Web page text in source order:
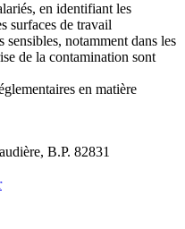
en identifiant les
surfaces de travail
notamment dans les
de la contamination sont
en matière
B.P. 82831